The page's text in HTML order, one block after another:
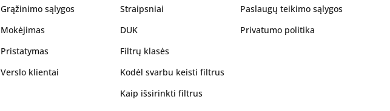
Grąžinimo sąlygos
Mokėjimas
Pristatymas
Verslo klientai
Straipsniai
DUK
Filtrų klasės
Kodėl svarbu keisti filtrus
Kaip išsirinkti filtrus
Paslaugų teikimo sąlygos
Privatumo politika